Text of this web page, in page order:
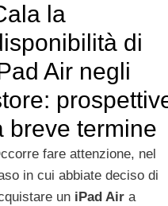
la
di
Air negli
breve termine
fare attenzione, nel
in cui abbiate deciso di
un iPad Aira